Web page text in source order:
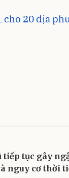
cho 20 địa
tiếp tục gây
nguy cơ thời